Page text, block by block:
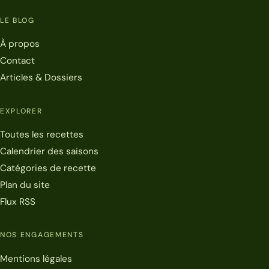
LE BLOG
À propos
Contact
Articles & Dossiers
EXPLORER
Toutes les recettes
Calendrier des saisons
Catégories de recette
Plan du site
Flux RSS
NOS ENGAGEMENTS
Mentions légales